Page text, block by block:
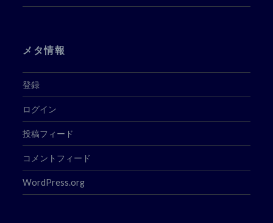
メタ情報
登録
ログイン
投稿フィード
コメントフィード
WordPress.org